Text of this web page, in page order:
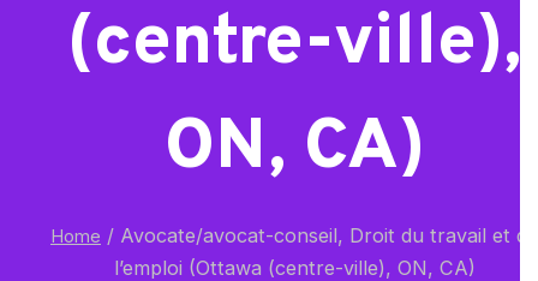
(centre-ville),
ON, CA)
Home / Avocate/avocat-conseil, Droit du travail et de
l’emploi (Ottawa (centre-ville), ON, CA)